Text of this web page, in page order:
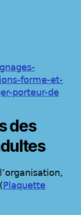
forme-et-
porteur-de
des
Plaquette